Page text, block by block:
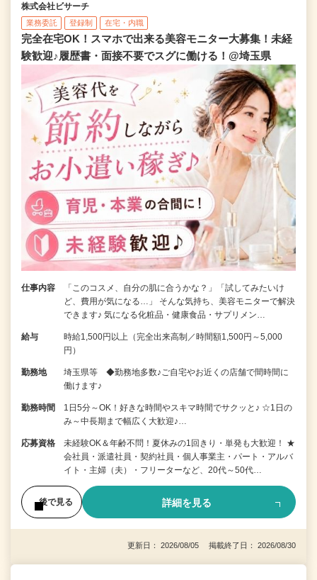
株式会社ビサーチ
業務委託 登録制 在宅・内職
完全在宅OK！スマホで出来る美容モニター大募集！未経
験歓迎♪履歴書・面接不要でスグに働ける！@埼玉県
仕事内容
「このコスメ、自分の肌に合うかな？」「試してみたいけ
ど、費用が気になる…」 そんな気持ち、美容モニターで解決
できます♪ 気になる化粧品・健康食品・サプリメン…
給与
時給1,500円以上（完全出来高制／時間額1,500円～5,000
円）
勤務地
埼玉県等 ◆勤務地多数♪ご自宅やお近くの店舗で間時間に
働けます♪
勤務時間
1日5分～OK！好きな時間やスキマ時間でサクッと♪ ☆1日の
み～中長期まで幅広く大歓迎♪…
応募資格
未経験OK＆年齢不問！夏休みの1回きり・単発も大歓迎！ ★
会社員・派遣社員・契約社員・個人事業主・パート・アルバ
イト・主婦（夫）・フリーターなど、20代～50代…
後で見る 詳細を見る
更新日： 2026/08/05 掲載終了日： 2026/08/30